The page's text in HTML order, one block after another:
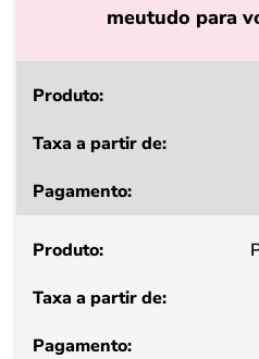
meutudo para
Produto
a
de
Pagamento